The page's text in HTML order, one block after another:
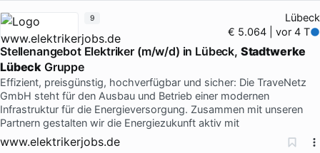
Lübeck
€ 5.064 | vor 4 T
Stellenangebot Elektriker (m/w/d) in Lübeck, Stadtwerke
Lübeck Gruppe
Effizient, preisgünstig, hochverfügbar und sicher: Die TraveNetz
GmbH steht für den Ausbau und Betrieb einer modernen
Infrastruktur für die Energieversorgung. Zusammen mit unseren
Partnern gestalten wir die Energiezukunft aktiv mit
www.elektrikerjobs.de
9